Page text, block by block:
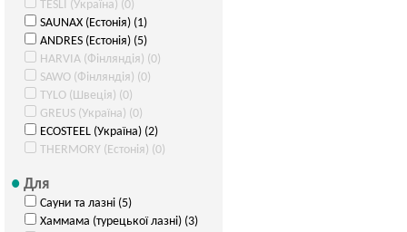
TESLI (Україна) (0)
SAUNAX (Естонія) (1)
ANDRES (Естонія) (5)
HARVIA (Фінляндія) (0)
SAWO (Фінляндія) (0)
TYLO (Швеція) (0)
GREUS (Україна) (0)
ECOSTEEL (Україна) (2)
THERMORY (Естонія) (0)
Для
Сауни та лазні (5)
Хаммама (турецької лазні) (3)